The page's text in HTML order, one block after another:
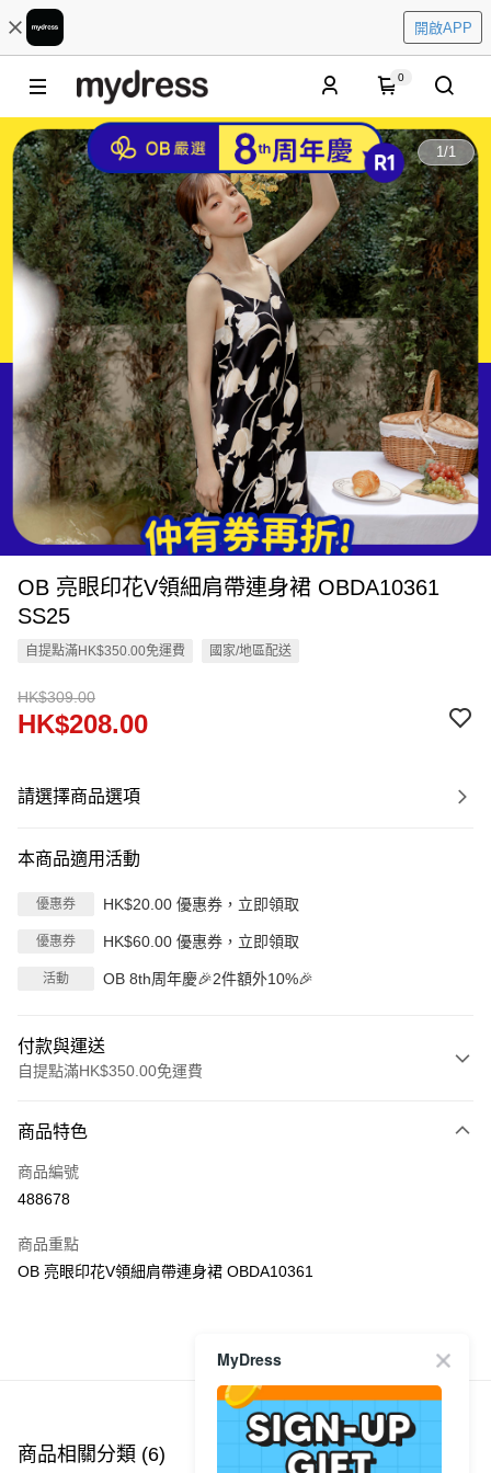
開啟APP
0
1/1
OB 亮眼印花V領細肩帶連身裙 OBDA10361
SS25
自提點滿HK$350.00免運費 國家/地區配送
HK$309.00
HK$208.00
請選擇商品選項
本商品適用活動
優惠券 HK$20.00 優惠券，立即領取
優惠券 HK$60.00 優惠券，立即領取
活動 OB 8th周年慶🎉2件額外10%🎉
付款與運送
自提點滿HK$350.00免運費
信用卡
Apple Pay
PayMe
每筆HK$40.00，滿HK$350.00或以上免運費
付款後順豐站及營業點
商品特色
商品編號
488678
商品重點
OB 亮眼印花V領細肩帶連身裙 OBDA10361
商品推薦
商品相關分類 (6)
MyDress